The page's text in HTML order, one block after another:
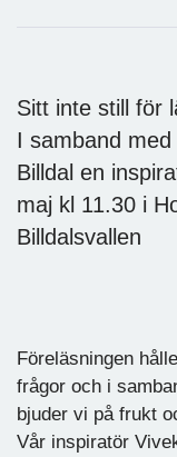
Sitt inte still för
I samband
Billdal en
maj kl 11.30 i
Billdalsvallen
Föreläsningen
frågor och i
bjuder vi på frukt
Vår inspiratör